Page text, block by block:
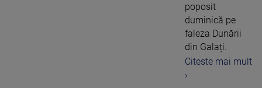
poposit
duminică pe
faleza Dunării
din Galați.
Citeste mai mult
›